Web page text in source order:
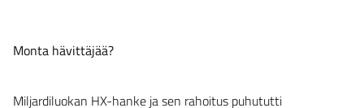
Monta hävittäjää?
Miljardiluokan HX-hanke ja sen rahoitus puhututti